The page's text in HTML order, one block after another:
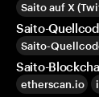
Saito auf X
Saito-
Saito-
Saito-
etherscan.io